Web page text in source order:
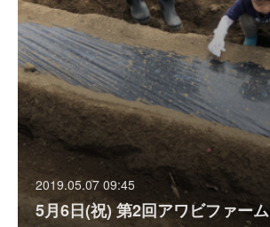
2019.05.07 09:45
5月6日(祝) 第2回アワビファーム